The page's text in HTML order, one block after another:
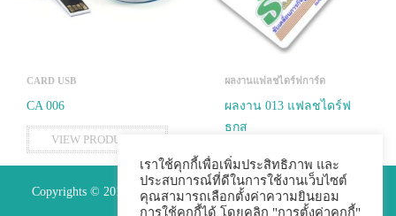
CARD USB
CA 006
VIEW PRODUCTS
ผลงานแฟลชไดร์ฟการ์ด
ผลงาน 013 แฟลชไดร์ฟ
ธกส
VIEW PRODUCTS
Copyrights © 2015 Premium Perfect Co.,ltd. All Rights Reserved.
เราใช้คุกกี้เพื่อเพิ่มประสิทธิภาพ และ
ประสบการณ์ที่ดีในการใช้งานเว็บไซต์
คุณสามารถเลือกตั้งค่าความยินยอม
การใช้คุกกี้ได้ โดยคลิก "การตั้งค่าคุกกี้"